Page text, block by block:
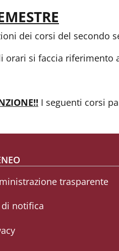
dei corsi del secondo
orari si faccia riferimento
I seguenti corsi
menu
trasparente
notifica